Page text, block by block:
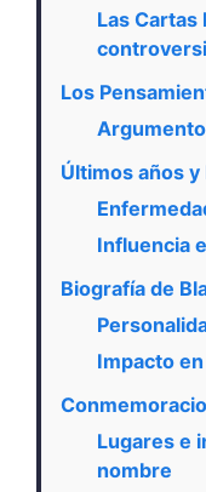
Las Cartas
Los
Últimos años
Influencia
Biografía de
Impacto
Lugares e
nombre